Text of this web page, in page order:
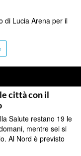
di Lucia Arena per il
città con il
Salute restano 19 le
mentre sei si
Al Nord è previsto